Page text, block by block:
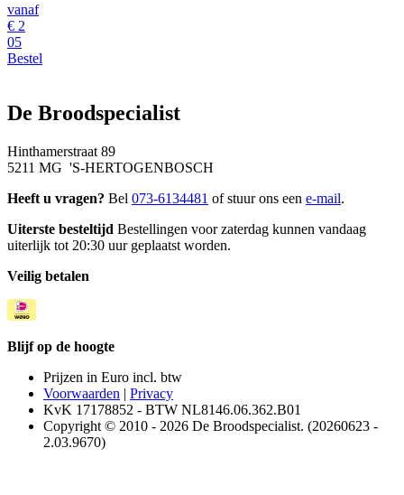
vanaf
€ 2
05
Bestel
De Broodspecialist
Hinthamerstraat 89
5211 MG 'S-HERTOGENBOSCH
Heeft u vragen? Bel 073-6134481 of stuur ons een e-mail.
Uiterste besteltijd Bestellingen voor zaterdag kunnen vandaag
uiterlijk tot 20:30 uur geplaatst worden.
Veilig betalen
Blijf op de hoogte
Prijzen in Euro incl. btw
Voorwaarden | Privacy
KvK 17178852 - BTW NL8146.06.362.B01
Copyright © 2010 - 2026 De Broodspecialist. (20260623 -
2.03.9670)